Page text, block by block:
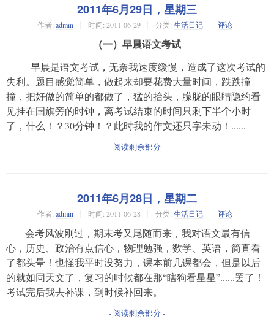
2011年6月29日，星期三
作者: admin 时间: 2011-06-29 分类: 生活日记 评论
（一）早晨语文考试
早晨是语文考试，无奈我速度缓慢，造成了这次考试的
失利。题目感觉简单，做起来却要花费大量时间，跌跌撞
撞，把好做的简单的都做了，猛的抬头，朦胧的眼睛隐约看
见挂在国旗旁的时钟，离考试结束的时间只剩下半个小时
了，什么！？30分钟！？此时我的作文还只字未动！......
- 阅读剩余部分 -
2011年6月28日，星期二
作者: admin 时间: 2011-06-28 分类: 生活日记 评论
会考风波刚过，期末考又尾随而来，我对语文最有信
心，历史、政治有点信心，物理勉强，数学、英语，简直看
了都头晕！也怪我平时没努力，课本前几课都会，但是以后
的就如同天文了，复习的时候都在那“瞎狗看星星”......罢了！
考试完后我去补课，到时候补回来。
- 阅读剩余部分 -